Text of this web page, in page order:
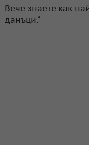
Вече знаете как
данъци.“